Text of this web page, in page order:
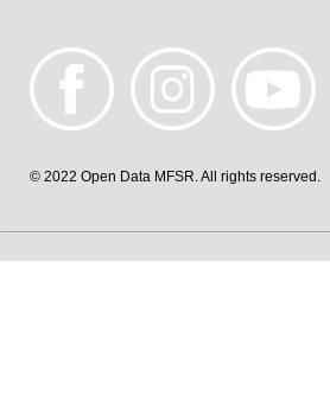
© 2022 Open Data MFSR. All rights reserved.